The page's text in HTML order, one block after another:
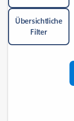
Übersichtliche
Filter